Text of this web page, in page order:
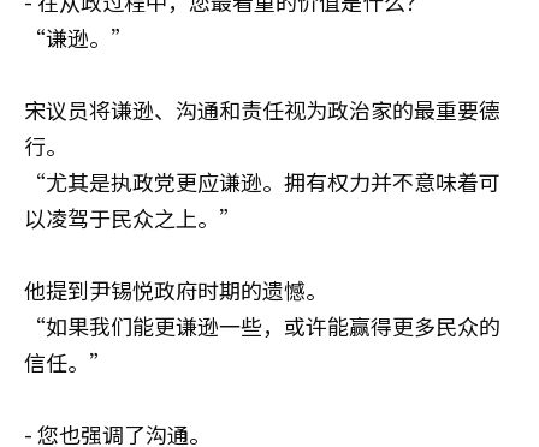
“谦逊。”
宋议员将谦逊、沟通和责任视为政治家的最重要德
行。
“尤其是执政党更应谦逊。拥有权力并不意味着可
以凌驾于民众之上。”
他提到尹锡悦政府时期的遗憾。
“如果我们能更谦逊一些，或许能赢得更多民众的
信任。”
- 您也强调了沟通。